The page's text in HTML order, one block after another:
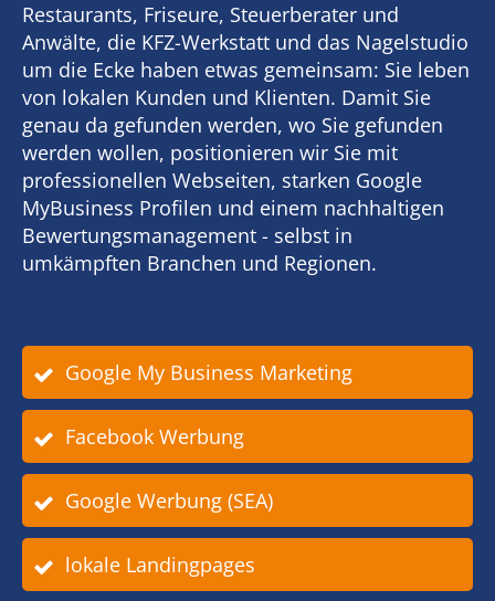
Restaurants, Friseure, Steuerberater und
Anwälte, die KFZ-Werkstatt und das Nagelstudio
um die Ecke haben etwas gemeinsam: Sie leben
von lokalen Kunden und Klienten. Damit Sie
genau da gefunden werden, wo Sie gefunden
werden wollen, positionieren wir Sie mit
professionellen Webseiten, starken Google
MyBusiness Profilen und einem nachhaltigen
Bewertungsmanagement - selbst in
umkämpften Branchen und Regionen.
Google My Business Marketing
Facebook Werbung
Google Werbung (SEA)
lokale Landingpages